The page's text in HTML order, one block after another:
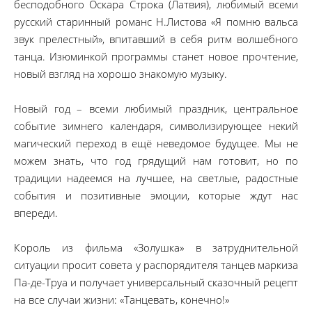
бесподобного Оскара Строка (Латвия), любимый всеми
русский старинный романс Н.Листова «Я помню вальса
звук прелестный», впитавший в себя ритм волшебного
танца. Изюминкой программы станет новое прочтение,
новый взгляд на хорошо знакомую музыку.
Новый год – всеми любимый праздник, центральное
событие зимнего календаря, символизирующее некий
магический переход в ещё неведомое будущее. Мы не
можем знать, что год грядущий нам готовит, но по
традиции надеемся на лучшее, на светлые, радостные
события и позитивные эмоции, которые ждут нас
впереди.
Король из фильма «Золушка» в затруднительной
ситуации просит совета у распорядителя танцев маркиза
Па-де-Труа и получает универсальный сказочный рецепт
на все случаи жизни: «Танцевать, конечно!»